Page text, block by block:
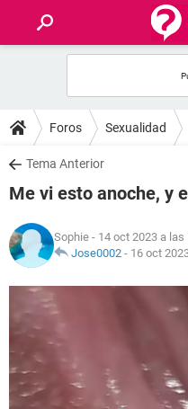
FOROS
SALUD
NUTRICIÓN
BIENESTAR
SEXUALIDAD
GLOSARIO
Foros Sexualidad
Tema Anterior
Me vi esto anoche, y
Sophie - 14 oct 2023 a las
Jose0002 - 16 oct